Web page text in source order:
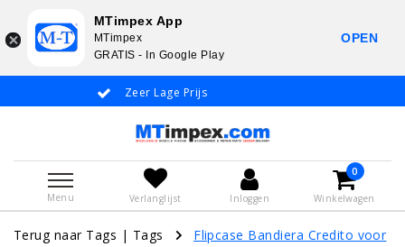
Zeer Lage Prijs
Menu Verlanglijst Inloggen
0
Winkelwagen
Terug naar Tags | Tags
Flipcase Bandiera Credito voor
MTimpex App
MTimpex
GRATIS - In Google Play
OPEN